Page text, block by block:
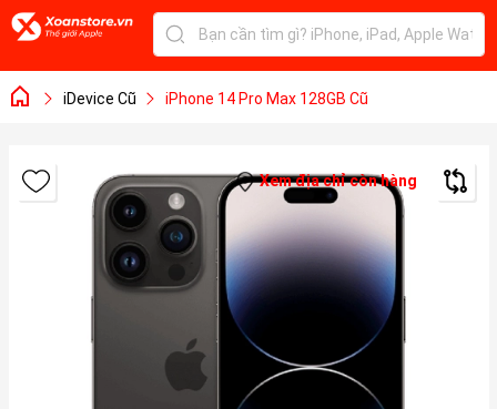
iDevice Cũ iPhone 14 Pro Max 128GB Cũ
Xem địa chỉ còn hàng